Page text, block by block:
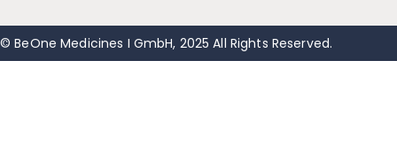
© BeOne Medicines I GmbH, 2025 All Rights Reserved.